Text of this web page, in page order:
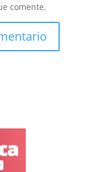
comente.